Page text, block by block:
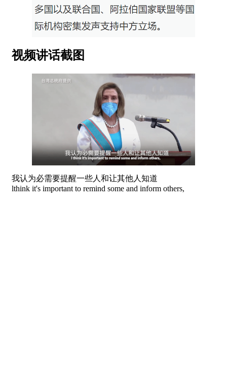
视频讲话截图
我认为必需要提醒一些人和让其他人知道
lthink it's important to remind some and inform others,